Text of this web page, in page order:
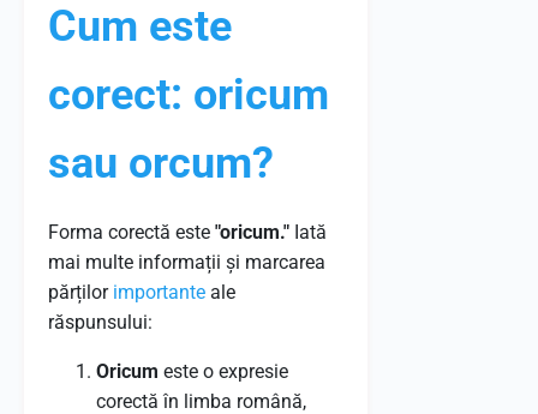
Cum este
corect: oricum
sau orcum?
Forma corectă este "oricum." Iată
mai multe informații și marcarea
părților importante ale
răspunsului:
Oricum este o expresie
corectă în limba română,